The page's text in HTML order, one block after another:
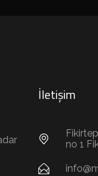
İletişim
no 1